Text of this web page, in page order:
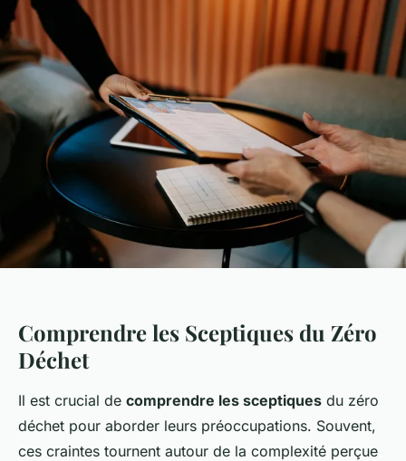
Comprendre les Sceptiques du Zéro
Déchet
Il est crucial de comprendre les sceptiques du zéro
déchet pour aborder leurs préoccupations. Souvent,
ces craintes tournent autour de la complexité perçue